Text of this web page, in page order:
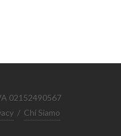
02152490567
/ Chi Siamo